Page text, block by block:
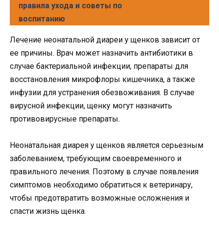
правила ухода и советы по
воспитанию
Лечение неонатальной диареи у щенков зависит от
ее причины. Врач может назначить антибиотики в
случае бактериальной инфекции, препараты для
восстановления микрофлоры кишечника, а также
инфузии для устранения обезвоживания. В случае
вирусной инфекции, щенку могут назначить
противовирусные препараты.
Неонатальная диарея у щенков является серьезным
заболеванием, требующим своевременного и
правильного лечения. Поэтому в случае появления
симптомов необходимо обратиться к ветеринару,
чтобы предотвратить возможные осложнения и
спасти жизнь щенка.